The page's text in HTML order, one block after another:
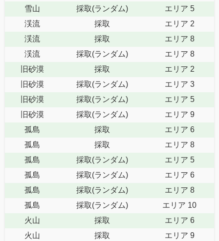
雪山
採取(ランダム)
エリア 5
渓流
採取
エリア 2
渓流
採取
エリア 8
渓流
採取(ランダム)
エリア 8
旧砂漠
採取
エリア 2
旧砂漠
採取(ランダム)
エリア 3
旧砂漠
採取(ランダム)
エリア 5
旧砂漠
採取(ランダム)
エリア 9
孤島
採取
エリア 6
孤島
採取
エリア 8
孤島
採取(ランダム)
エリア 5
孤島
採取(ランダム)
エリア 6
孤島
採取(ランダム)
エリア 8
孤島
採取(ランダム)
エリア 10
火山
採取
エリア 6
火山
採取
エリア 9